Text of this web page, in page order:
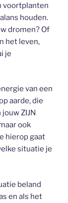
voortplanten
houden.
dromen? Of
het leven,
je
van een
aarde, die
ZIJN
ook
hierop gaat
situatie je
beland
en als het